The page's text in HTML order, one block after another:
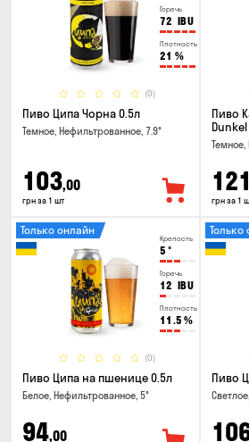
Горечь
72 IBU
Плотность
21 %
(0)
Пиво Ципа Чорна 0.5л
Темное, Нефильтрованное, 7.9°
103,00
грн за 1 шт
Пиво
Темное,
121
грн за 1
Крепость
5 °
Горечь
12 IBU
Плотность
11.5 %
(0)
Только онлайн
Пиво Ципа на пшенице 0.5л
Белое, Нефильтрованное, 5°
94,00
Только
Пиво